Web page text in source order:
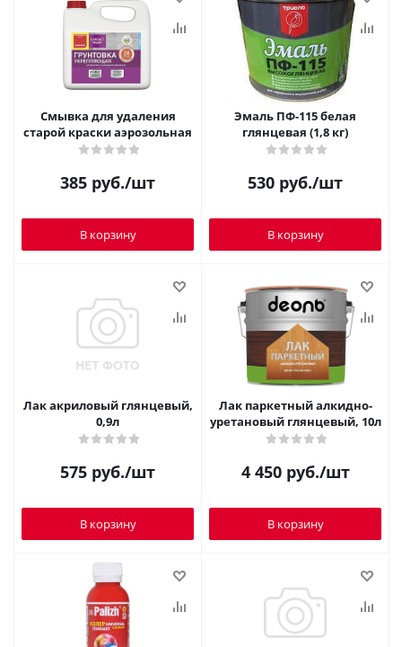
Смывка для удаления
старой краски аэрозольная
385 руб./шт
В корзину
Эмаль ПФ-115 белая
глянцевая (1,8 кг)
530 руб./шт
В корзину
Лак акриловый глянцевый,
0,9л
575 руб./шт
В корзину
Лак паркетный алкидно-
уретановый глянцевый, 10л
4 450руб./шт
В корзину